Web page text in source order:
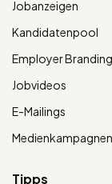
Jobanzeigen
Kandidatenpool
Employer Branding
Jobvideos
E-Mailings
Medienkampagnen
Tipps